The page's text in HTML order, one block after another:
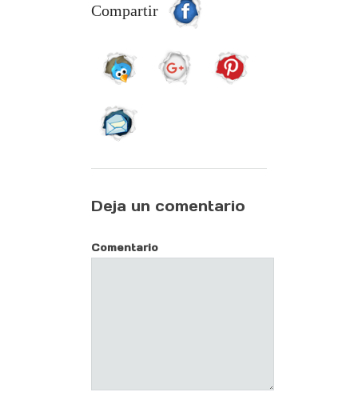
Compartir
Deja un comentario
Comentario